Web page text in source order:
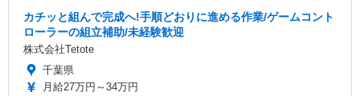
カチッと組んで完成へ!手順どおりに進める作業/ゲームコント
ローラーの組立補助/未経験歓迎
株式会社Tetote
千葉県
月給27万円～34万円